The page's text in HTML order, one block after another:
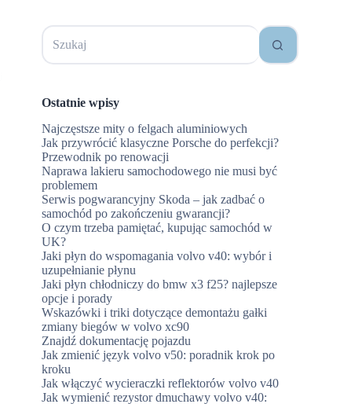
Brak
wyników
Ostatnie wpisy
Najczęstsze mity o felgach aluminiowych
Jak przywrócić klasyczne Porsche do perfekcji?
Przewodnik po renowacji
Naprawa lakieru samochodowego nie musi być
problemem
Serwis pogwarancyjny Skoda – jak zadbać o
samochód po zakończeniu gwarancji?
O czym trzeba pamiętać, kupując samochód w
UK?
Jaki płyn do wspomagania volvo v40: wybór i
uzupełnianie płynu
Jaki płyn chłodniczy do bmw x3 f25? najlepsze
opcje i porady
Wskazówki i triki dotyczące demontażu gałki
zmiany biegów w volvo xc90
Znajdź dokumentację pojazdu
Jak zmienić język volvo v50: poradnik krok po
kroku
Jak włączyć wycieraczki reflektorów volvo v40
Jak wymienić rezystor dmuchawy volvo v40: